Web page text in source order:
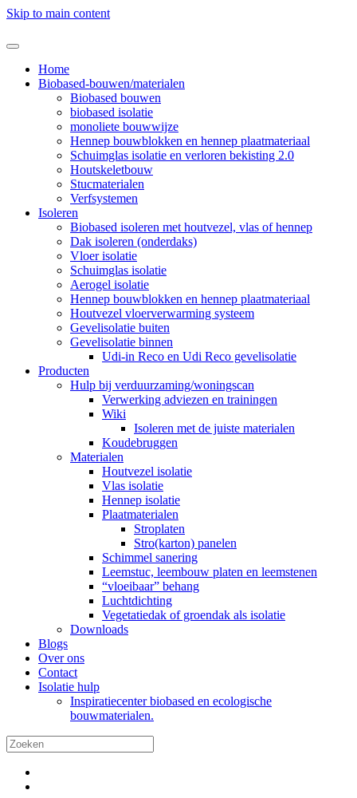
Skip to main content
Home
Biobased-bouwen/materialen
Biobased bouwen
biobased isolatie
monoliete bouwwijze
Hennep bouwblokken en hennep plaatmateriaal
Schuimglas isolatie en verloren bekisting 2.0
Houtskeletbouw
Stucmaterialen
Verfsystemen
Isoleren
Biobased isoleren met houtvezel, vlas of hennep
Dak isoleren (onderdaks)
Vloer isolatie
Schuimglas isolatie
Aerogel isolatie
Hennep bouwblokken en hennep plaatmateriaal
Houtvezel vloerverwarming systeem
Gevelisolatie buiten
Gevelisolatie binnen
Udi-in Reco en Udi Reco gevelisolatie
Producten
Hulp bij verduurzaming/woningscan
Verwerking adviezen en trainingen
Wiki
Isoleren met de juiste materialen
Koudebruggen
Materialen
Houtvezel isolatie
Vlas isolatie
Hennep isolatie
Plaatmaterialen
Stroplaten
Stro(karton) panelen
Schimmel sanering
Leemstuc, leembouw platen en leemstenen
“vloeibaar” behang
Luchtdichting
Vegetatiedak of groendak als isolatie
Downloads
Blogs
Over ons
Contact
Isolatie hulp
Inspiratiecenter biobased en ecologische
bouwmaterialen.